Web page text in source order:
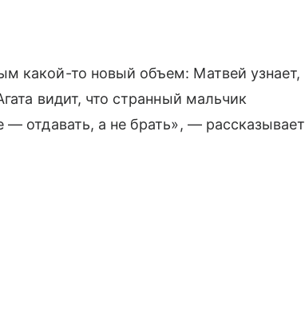
какой-то новый объем: Матвей узнает,
видит, что странный мальчик
отдавать, а не брать», — рассказывает